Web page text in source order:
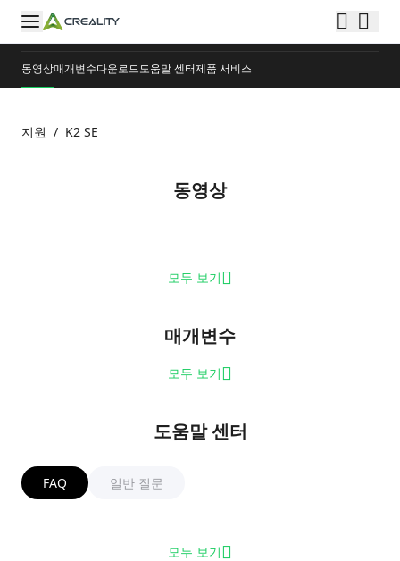
동영상매개변수다운로드도움말 센터제품 서비스
지원 / K2 SE
동영상
모두 보기
매개변수
모두 보기
도움말 센터
FAQ 일반 질문
모두 보기